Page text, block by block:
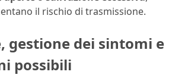
il rischio di trasmissione.
gestione dei sintomi e
possibili